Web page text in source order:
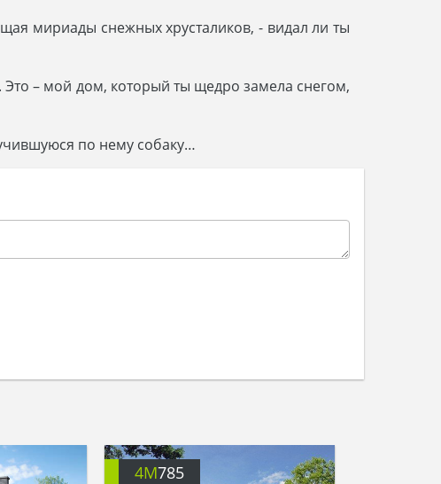
мириады снежных хрусталиков, - видал ли ты
Это – мой дом, который ты щедро замела снегом,
по нему собаку…
4M785